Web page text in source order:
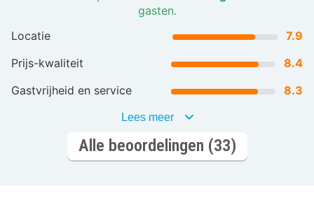
gasten.
Locatie
7.9
Prijs-kwaliteit
8.4
Gastvrijheid en service
8.3
Lees meer
Alle beoordelingen (33)